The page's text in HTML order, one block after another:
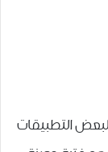
التطبيقات